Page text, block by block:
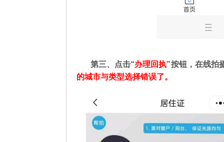
第三、点击“办理回执”按钮，在线拍
的城市与类型选择错误了。